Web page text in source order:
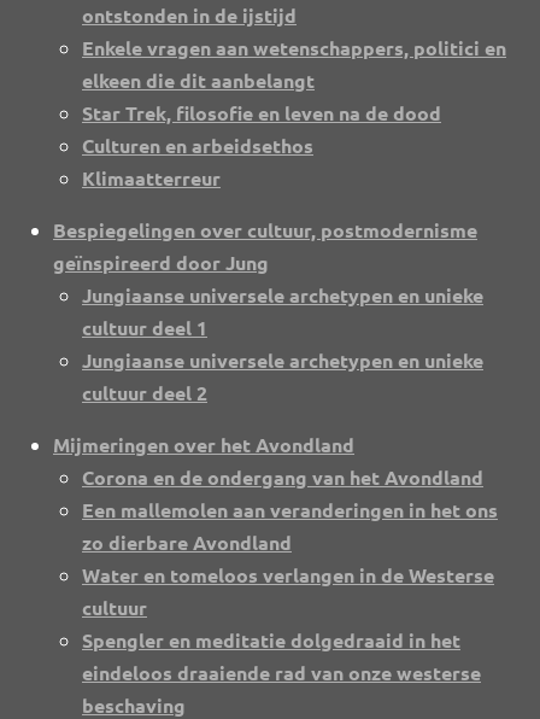
ontstonden in de ijstijd
Enkele vragen aan wetenschappers, politici en
elkeen die dit aanbelangt
Star Trek, filosofie en leven na de dood
Culturen en arbeidsethos
Klimaatterreur
Bespiegelingen over cultuur, postmodernisme
geïnspireerd door Jung
Jungiaanse universele archetypen en unieke
cultuur deel 1
Jungiaanse universele archetypen en unieke
cultuur deel 2
Mijmeringen over het Avondland
Corona en de ondergang van het Avondland
Een mallemolen aan veranderingen in het ons
zo dierbare Avondland
Water en tomeloos verlangen in de Westerse
cultuur
Spengler en meditatie dolgedraaid in het
eindeloos draaiende rad van onze westerse
beschaving